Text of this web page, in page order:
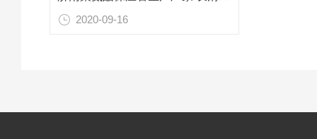
2020-09-16